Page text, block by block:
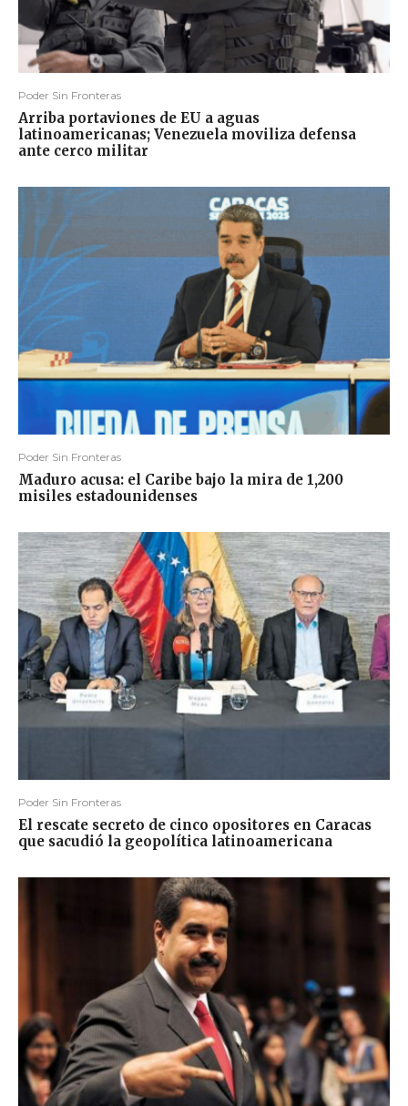
Poder Sin Fronteras
Arriba portaviones de EU a aguas
latinoamericanas; Venezuela moviliza defensa
ante cerco militar
Poder Sin Fronteras
Maduro acusa: el Caribe bajo la mira de 1,200
misiles estadounidenses
Poder Sin Fronteras
El rescate secreto de cinco opositores en Caracas
que sacudió la geopolítica latinoamericana